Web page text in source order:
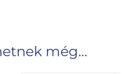
még…